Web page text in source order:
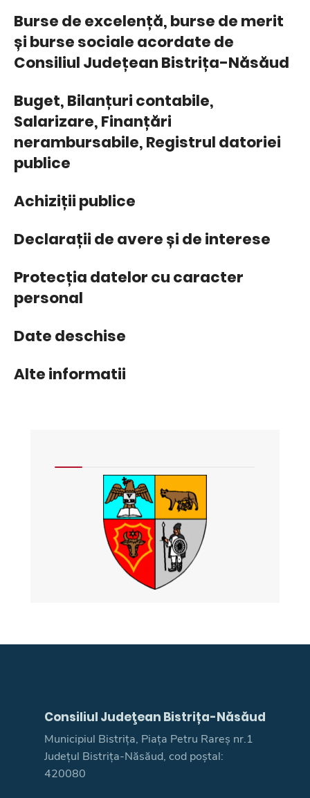
Burse de excelență, burse de merit
și burse sociale acordate de
Consiliul Județean Bistrița-Năsăud
Buget, Bilanțuri contabile,
Salarizare, Finanțări
nerambursabile, Registrul datoriei
publice
Achiziții publice
Declarații de avere și de interese
Protecția datelor cu caracter
personal
Date deschise
Alte informatii
Consiliul Judeţean Bistrița-Năsăud
Municipiul Bistrița, Piața Petru Rareș nr.1
Județul Bistrița-Năsăud, cod poștal:
420080